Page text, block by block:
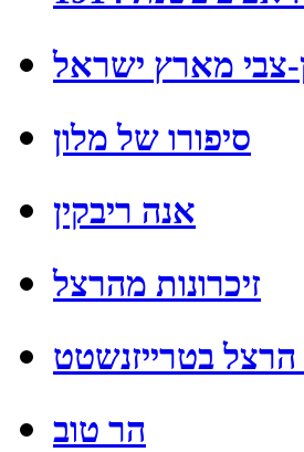
צבי מארץ ישראל
סיפורו של מלון
אנה ריבקין
זיכרונות מהרצל
בטרייזנשטט
הר טוב